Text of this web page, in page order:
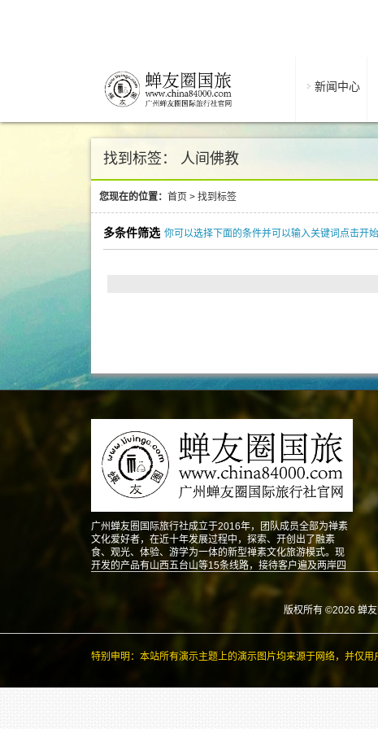
新闻中心
找到标签： 人间佛教
您现在的位置： 首页 > 找到标签
多条件筛选 你可以选择下面的条件并可以输入关键词点击开
广州蝉友圈国际旅行社成立于2016年，团队成员全部为禅素
文化爱好者，在近十年发展过程中，探索、开创出了融素
食、观光、体验、游学为一体的新型禅素文化旅游模式。现
开发的产品有山西五台山等15条线路，接待客户遍及两岸四
版权所有 ©2026 蝉友
特别申明：本站所有演示主题上的演示图片均来源于网络，并仅